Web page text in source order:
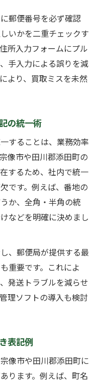
郵便番号を必ず確認
いかを二重チェックす
所入力フォームにプル
手入力による誤りを減
より、買取ミスを未然
の統一術
することは、業務効率
像市や田川郡添田町の
するため、社内で統一
です。例えば、番地の
か、全角・半角の統
などを明確に決めまし
、郵便局が提供する最
重要です。これによ
発送トラブルを減らせ
理ソフトの導入も検討
表記例
像市や田川郡添田町に
ります。例えば、町名